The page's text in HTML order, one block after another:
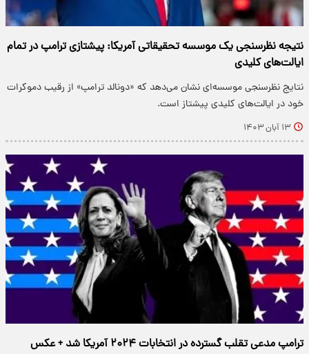
نتیجه نظرسنجی یک موسسه تحقیقاتی آمریکا: پیشتازی ترامپ در تمام
ایالت‌های کلیدی
نتایج نظرسنجی موسسه‌ای نشان می‌دهد که «دونالد ترامپ» از رقیب دموکرات
خود در ایالت‌های کلیدی پیشتاز است.
۱۳ آبان ۱۴۰۳
ترامپ مدعی تقلب گسترده در انتخابات ۲۰۲۴ آمریکا شد + عکس